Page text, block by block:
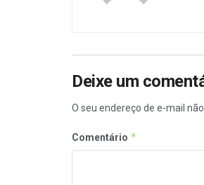
Deixe um
O seu endereço de e-mail
Comentário *